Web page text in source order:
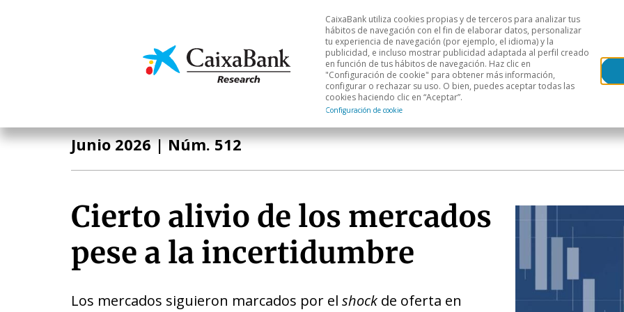
Economía y mercados Análisis sectorial Áreas geográficas
CaixaBank utiliza cookies propias y de terceros para analizar tus
hábitos de navegación con el fin de elaborar datos, personalizar
tu experiencia de navegación (por ejemplo, el idioma) y la
publicidad, e incluso mostrar publicidad adaptada al perfil creado
en función de tus hábitos de navegación. Haz clic en
"Configuración de cookie" para obtener más información,
configurar o rechazar su uso. O bien, puedes aceptar todas las
cookies haciendo clic en “Aceptar”.
Configuración de cookie
Junio 2026| Núm. 512
Cierto alivio de los mercados
pese a la incertidumbre
Los mercados siguieron marcados por el shock de oferta en